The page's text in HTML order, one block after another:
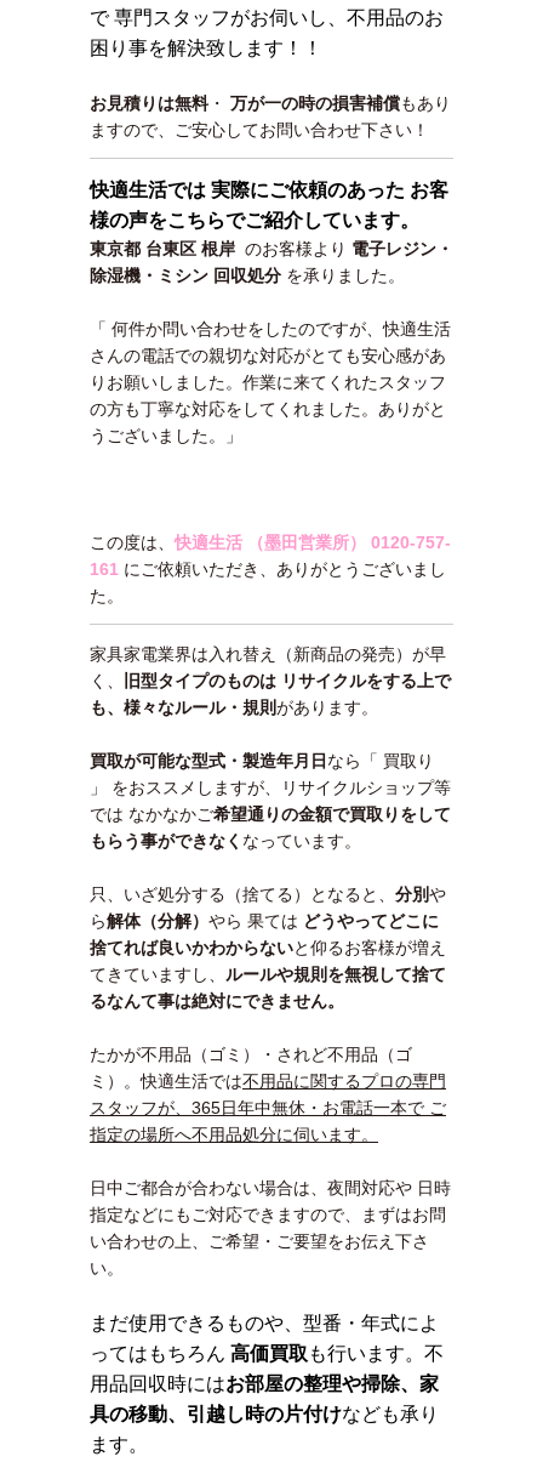
で 専門スタッフがお伺いし、不用品のお
困り事を解決致します！！
お見積りは無料・ 万が一の時の損害補償もあり
ますので、ご安心してお問い合わせ下さい！
快適生活では 実際にご依頼のあった お客
様の声をこちらでご紹介しています。
東京都 台東区 根岸 のお客様より 電子レジン・
除湿機・ミシン 回収処分 を承りました。
「 何件か問い合わせをしたのですが、快適生活
さんの電話での親切な対応がとても安心感があ
りお願いしました。作業に来てくれたスタッフ
の方も丁寧な対応をしてくれました。ありがと
うございました。」
この度は、快適生活 （墨田営業所）
0120-757-
161 にご依頼いただき、ありがとうございまし
た。
家具家電業界は入れ替え（新商品の発売）が早
く、
旧型タイプのものは リサイクルをする上で
も、様々なルール・規則があります。
買取が可能な型式・製造年月日 なら「 買取り
」 をおススメしますが、リサイクルショップ等
では なかなかご希望通りの金額で買取りをして
もらう事ができなく なっています。
只、いざ処分する（捨てる）となると、 分別や
ら解体（分解） やら 果ては どうやってどこに
捨てれば良いかわからないと仰るお客様が増え
てきていますし、 ルールや規則を無視して捨て
るなんて事は絶対にできません。
たかが不用品（ゴミ）・されど不用品（ゴ
ミ）。快適生活では不用品に関するプロの専門
スタッフが、365日年中無休・お電話一本で ご
指定の場所へ不用品処分に伺います。
日中ご都合が合わない場合は、夜間対応や 日時
指定などにもご対応できますので、まずはお問
い合わせの上、ご希望・ご要望をお伝え下さ
い。
まだ使用できるものや、型番・年式によ
ってはもちろん 高価買取 も行います。不
用品回収時にはお部屋の整理や掃除、家
具の移動、引越し時の片付けなども承り
ます。